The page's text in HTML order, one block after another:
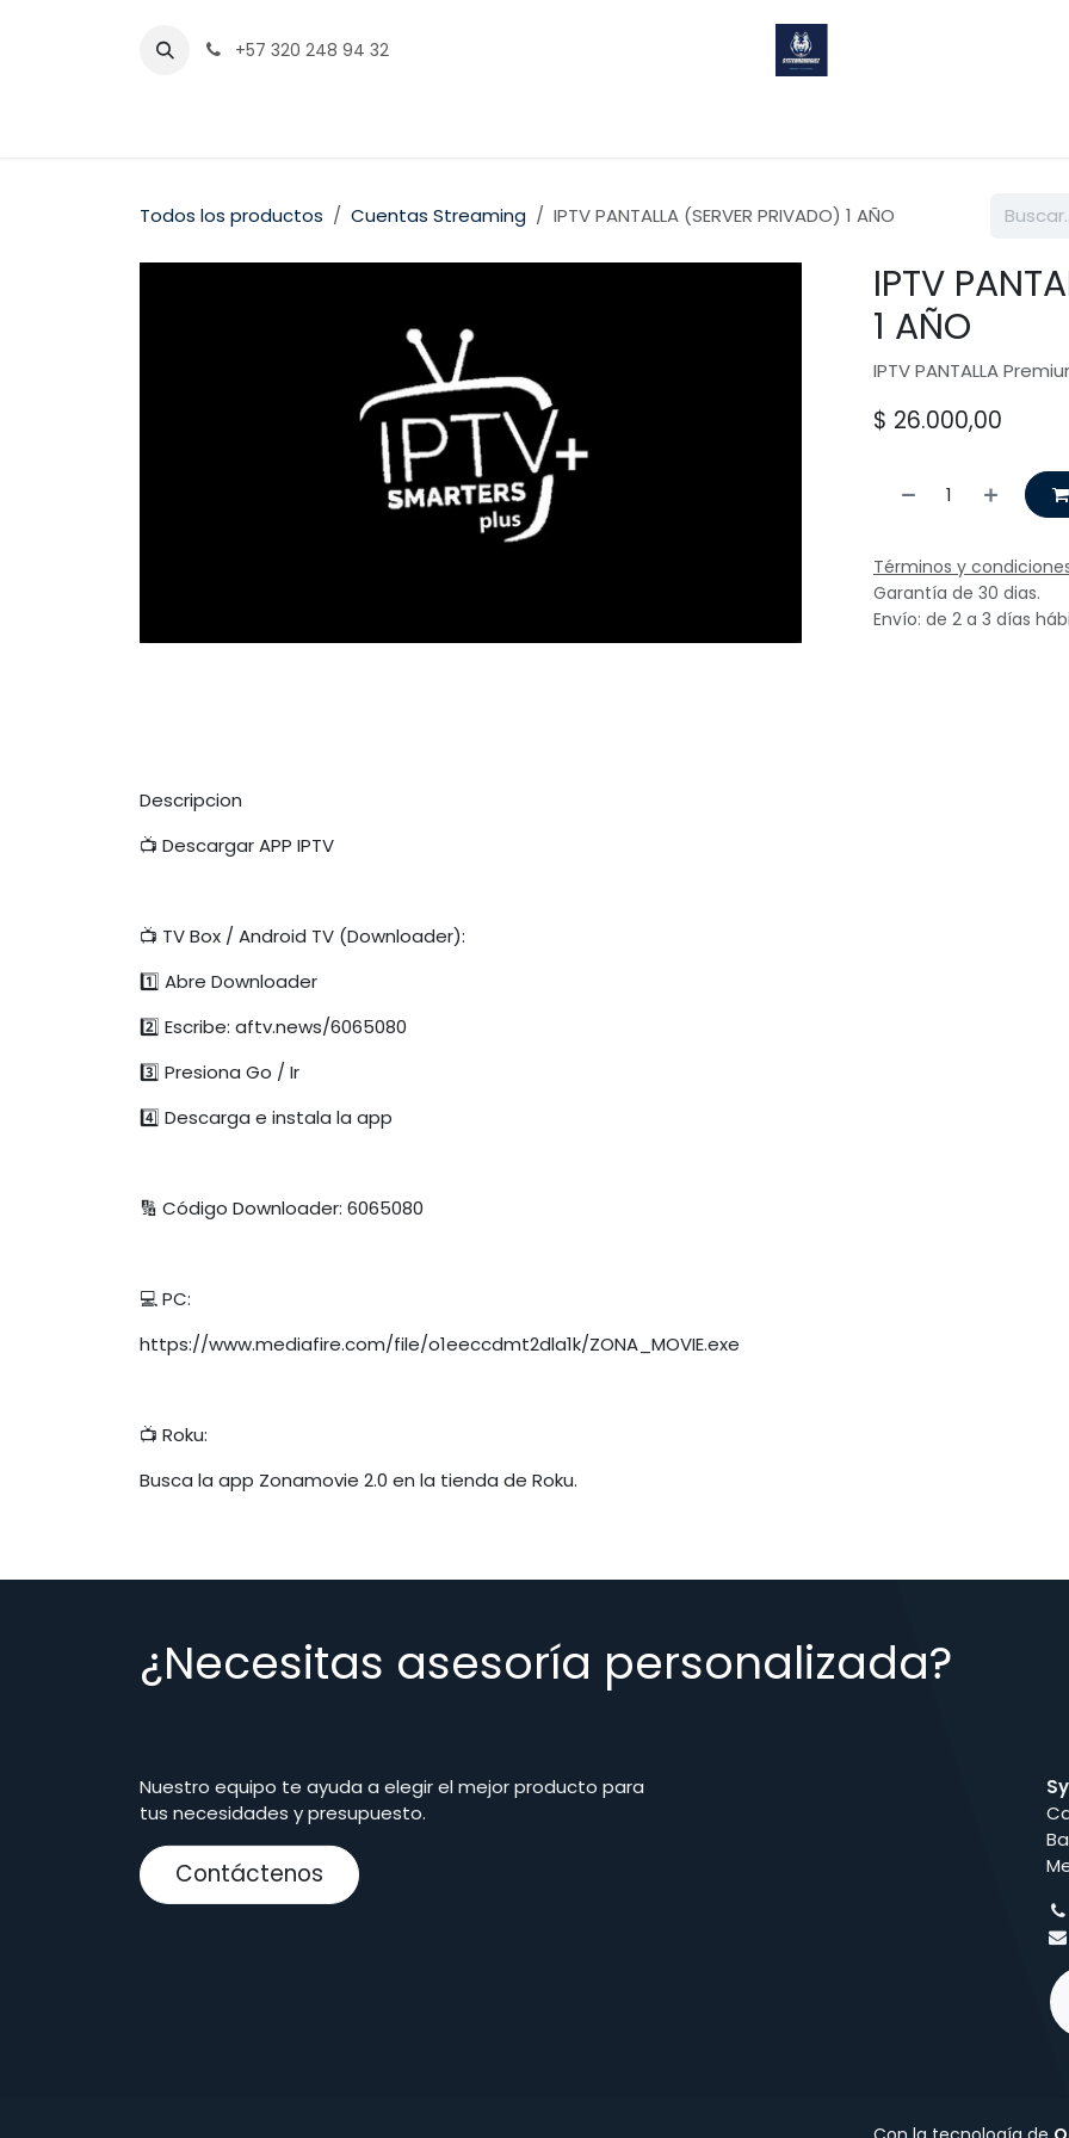
+57 320 248 94 32
Todos los productos Cuentas Streaming IPTV PANTALLA (SERVER PRIVADO) 1 AÑO
IPTV
1 AÑO
IPTV PANTALLA
$ 26.000,00
Términos y
Garantía de 30 dias.
Envío: de 2 a 3 días
Descripcion
📺 Descargar APP IPTV
📺 TV Box / Android TV (Downloader):
1️⃣ Abre Downloader
2️⃣ Escribe: aftv.news/6065080
3️⃣ Presiona Go / Ir
4️⃣ Descarga e instala la app
🔢 Código Downloader: 6065080
💻 PC:
https://www.mediafire.com/file/o1eeccdmt2dla1k/ZONA_MOVIE.exe
📺 Roku:
Busca la app Zonamovie 2.0 en la tienda de Roku.
¿Necesitas asesoría personalizada?
Nuestro equipo te ayuda a elegir el mejor producto para
tus necesidades y presupuesto.
Contáctenos